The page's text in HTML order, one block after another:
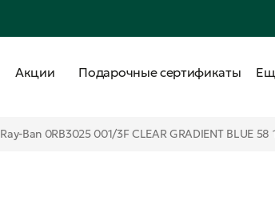
Акции Подарочные сертификаты
Ray-Ban 0RB3025 001/3F CLEAR GRADIENT BLUE 58